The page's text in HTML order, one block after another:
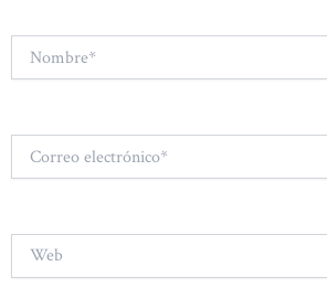
electrónico*
Web